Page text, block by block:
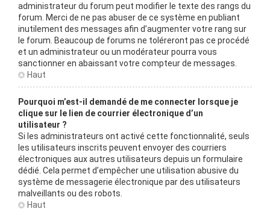
administrateur du forum peut modifier le texte des rangs du
forum. Merci de ne pas abuser de ce système en publiant
inutilement des messages afin d’augmenter votre rang sur
le forum. Beaucoup de forums ne toléreront pas ce procédé
et un administrateur ou un modérateur pourra vous
sanctionner en abaissant votre compteur de messages.
Haut
Pourquoi m’est-il demandé de me connecter lorsque je
clique sur le lien de courrier électronique d’un
utilisateur ?
Si les administrateurs ont activé cette fonctionnalité, seuls
les utilisateurs inscrits peuvent envoyer des courriers
électroniques aux autres utilisateurs depuis un formulaire
dédié. Cela permet d’empêcher une utilisation abusive du
système de messagerie électronique par des utilisateurs
malveillants ou des robots.
Haut